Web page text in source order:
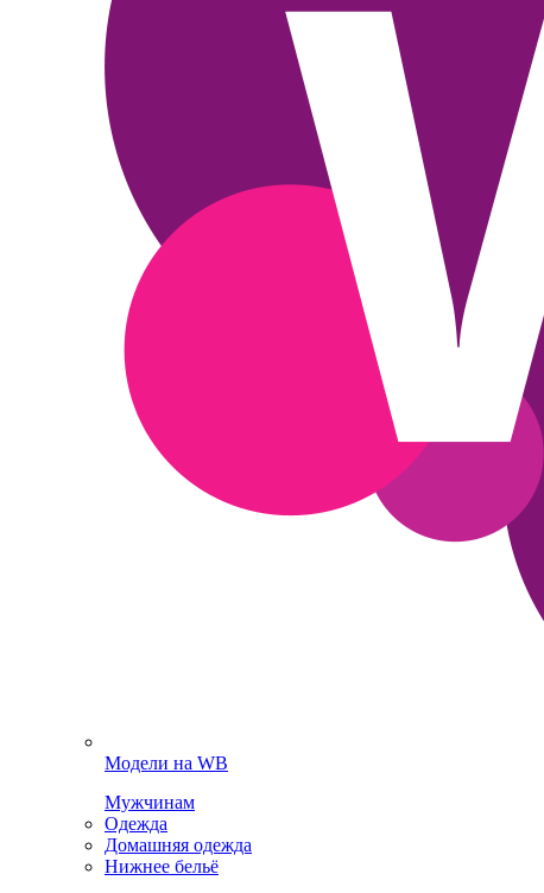
Модели на WB
Мужчинам
Одежда
Домашняя одежда
Нижнее бельё